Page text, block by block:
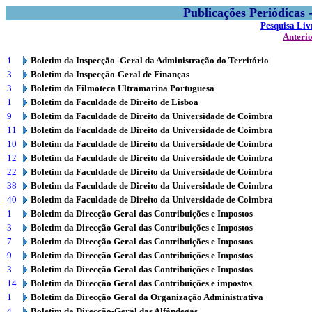
Publicações
Pesquisa
1
Boletim da Inspecção -Geral da Administração do Território
3
Boletim da Inspecção-Geral de Finanças
3
Boletim da Filmoteca Ultramarina Portuguesa
1
Boletim da Faculdade de Direito de Lisboa
9
Boletim da Faculdade de Direito da Universidade de Coimbra
11
Boletim da Faculdade de Direito da Universidade de Coimbra
10
Boletim da Faculdade de Direito da Universidade de Coimbra
12
Boletim da Faculdade de Direito da Universidade de Coimbra
22
Boletim da Faculdade de Direito da Universidade de Coimbra
38
Boletim da Faculdade de Direito da Universidade de Coimbra
40
Boletim da Faculdade de Direito da Universidade de Coimbra
1
Boletim da Direcção Geral das Contribuições e Impostos
3
Boletim da Direcção Geral das Contribuições e Impostos
7
Boletim da Direcção Geral das Contribuições e Impostos
9
Boletim da Direcção Geral das Contribuições e Impostos
3
Boletim da Direcção Geral das Contribuições e Impostos
14
Boletim da Direcção Geral das Contribuições e impostos
1
Boletim da Direcção Geral da Organização Administrativa